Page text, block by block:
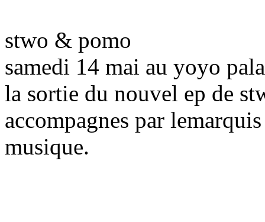
stwo & pomo
samedi 14 mai au yoyo
la sortie du nouvel ep de
accompagnes par
musique.